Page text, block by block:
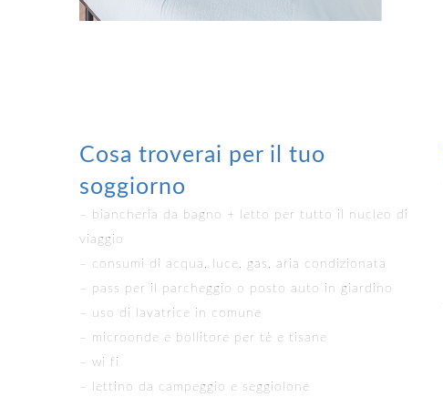
Cosa troverai per il tuo
soggiorno
– biancheria da bagno + letto per tutto il nucleo di
viaggio
– consumi di acqua, luce, gas, aria condizionata
– pass per il parcheggio o posto auto in giardino
– uso di lavatrice in comune
– microonde e bollitore per tè e tisane
– wi fi
– lettino da campeggio e seggiolone